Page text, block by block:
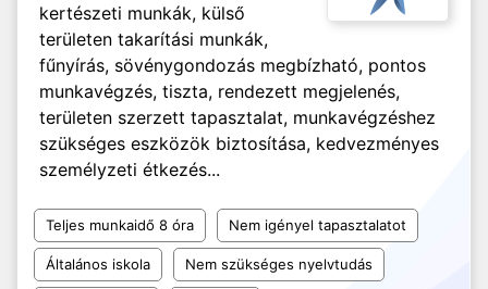
kertészeti munkák, külső
területen takarítási munkák,
fűnyírás, sövénygondozás megbízható, pontos
munkavégzés, tiszta, rendezett megjelenés,
területen szerzett tapasztalat, munkavégzéshez
szükséges eszközök biztosítása, kedvezményes
személyzeti étkezés...
Teljes munkaidő 8 óra Nem igényel tapasztalatot
Általános iskola Nem szükséges nyelvtudás